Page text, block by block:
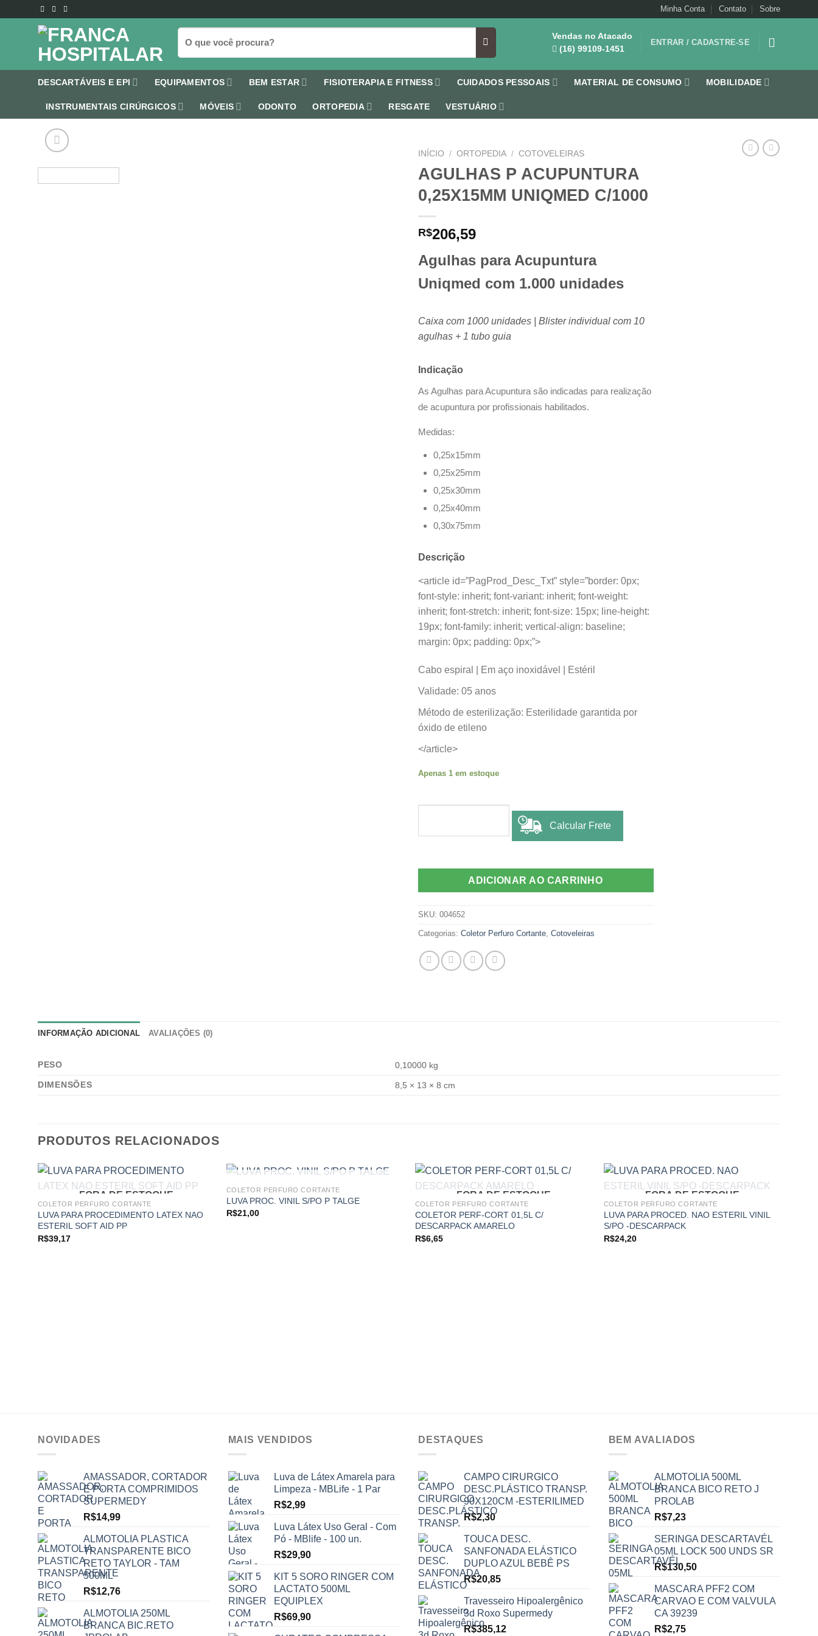
Minha Conta Contato Sobre
Pesquisar
por:
Vendas no Atacado
(16) 99109-1451
ENTRAR / CADASTRE-SE
DESCARTÁVEIS E EPI EQUIPAMENTOS BEM ESTAR FISIOTERAPIA E FITNESS CUIDADOS PESSOAIS MATERIAL DE CONSUMO MOBILIDADE
INSTRUMENTAIS CIRÚRGICOS MÓVEIS ODONTO ORTOPEDIA RESGATE VESTUÁRIO
INÍCIO / ORTOPEDIA / COTOVELEIRAS
AGULHAS P ACUPUNTURA
0,25X15MM UNIQMED C/1000
R$206,59
Agulhas para Acupuntura
Uniqmed com 1.000 unidades
Caixa com 1000 unidades | Blister individual com 10
agulhas + 1 tubo guia
Indicação
As Agulhas para Acupuntura são indicadas para realização
de acupuntura por profissionais habilitados.
Medidas:
0,25x15mm
0,25x25mm
0,25x30mm
0,25x40mm
0,30x75mm
Descrição
<article id=”PagProd_Desc_Txt” style=”border: 0px;
font-style: inherit; font-variant: inherit; font-weight:
inherit; font-stretch: inherit; font-size: 15px; line-height:
19px; font-family: inherit; vertical-align: baseline;
margin: 0px; padding: 0px;”>
Cabo espiral | Em aço inoxidável | Estéril
Validade: 05 anos
Método de esterilização: Esterilidade garantida por
óxido de etileno
</article>
Apenas 1 em estoque
Calcular Frete
ADICIONAR AO CARRINHO
SKU: 004652
Categorias: Coletor Perfuro Cortante, Cotoveleiras
INFORMAÇÃO ADICIONAL AVALIAÇÕES (0)
PESO
0,10000 kg
DIMENSÕES
8,5 × 13 × 8 cm
PRODUTOS RELACIONADOS
FORA DE ESTOQUE
COLETOR PERFURO CORTANTE
LUVA PARA PROCEDIMENTO LATEX NAO
ESTERIL SOFT AID PP
R$39,17
FORA DE ESTOQUE
COLETOR PERFURO CORTANTE
LUVA PROC. VINIL S/PO P TALGE
R$21,00
FORA DE ESTOQUE
COLETOR PERFURO CORTANTE
COLETOR PERF-CORT 01,5L C/
DESCARPACK AMARELO
R$6,65
FORA DE ESTOQUE
COLETOR PERFURO CORTANTE
LUVA PARA PROCED. NAO ESTERIL VINIL
S/PO -DESCARPACK
R$24,20
NOVIDADES
AMASSADOR, CORTADOR
E PORTA COMPRIMIDOS
SUPERMEDY
R$14,99
ALMOTOLIA PLASTICA
TRANSPARENTE BICO
RETO TAYLOR - TAM
500ML
R$12,76
ALMOTOLIA 250ML
BRANCA BIC.RETO
MAIS VENDIDOS
Luva de Látex Amarela para
Limpeza - MBLife - 1 Par
R$2,99
Luva Látex Uso Geral - Com
Pó - MBlife - 100 un.
R$29,90
KIT 5 SORO RINGER COM
LACTATO 500ML
EQUIPLEX
R$69,90
DESTAQUES
CAMPO CIRURGICO
DESC.PLÁSTICO TRANSP.
90X120CM -ESTERILIMED
R$2,30
TOUCA DESC.
SANFONADA ELÁSTICO
DUPLO AZUL BEBÊ PS
R$20,85
Travesseiro Hipoalergênico
3d Roxo Supermedy
R$385,12
BEM AVALIADOS
ALMOTOLIA 500ML
BRANCA BICO RETO J
PROLAB
R$7,23
SERINGA DESCARTAVÉL
05ML LOCK 500 UNDS SR
R$130,50
MASCARA PFF2 COM
CARVAO E COM VALVULA
CA 39239
R$2,75